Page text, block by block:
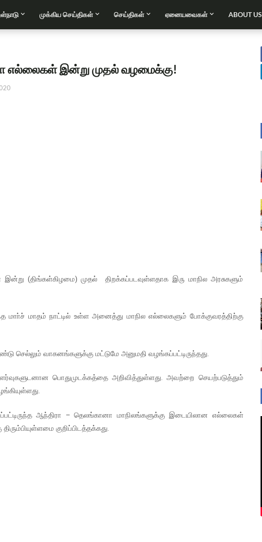
முக்கிய செய்திகள் செய்திகள் ஏனையவைகள் ABOUT US
எல்லைகள் இன்று முதல் வழமைக்கு!
(திங்கள்கிழமை) முதல் திறக்கப்படவுள்ளதாக இரு மாநில அரசுகளும்
மாா்ச் மாதம் நாட்டில் உள்ள அனைத்து மாநில எல்லைகளும் போக்குவரத்திற்கு
செல்லும் வாகனங்களுக்கு மட்டுமே அனுமதி வழங்கப்பட்டிருந்தது.
பொதுமுடக்கத்தை அறிவித்துள்ளது. அவற்றை செயற்படுத்தும்
ஆந்திரா – தெலங்கானா மாநிலங்களுக்கு இடையிலான எல்லைகள்
குறிப்பிடத்தக்கது.